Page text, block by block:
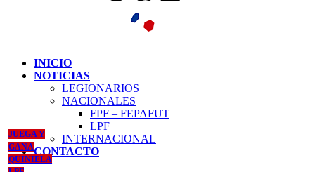
INICIO
NOTICIAS
LEGIONARIOS
NACIONALES
FPF – FEPAFUT
LPF
INTERNACIONAL
CONTACTO
JUEGA Y
GANA
QUINIELA